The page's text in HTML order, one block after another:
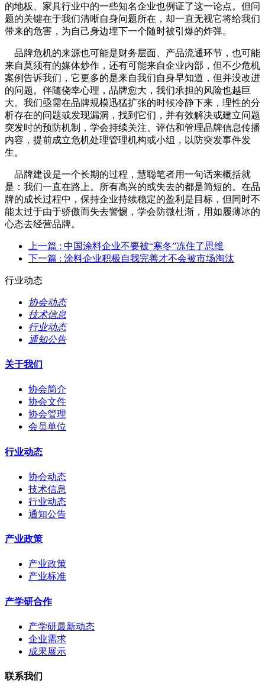
的地板、家具行业中的一些知名企业也例证了这一论点。但问
题的关键在于我们清晰自身问题所在，却一直无视它将给我们
带来的危害，为自己身边埋下一个随时被引爆的炸弹。
品牌危机的来源也可能是财务层面、产品流通环节，也可能
来自莫须有的媒体炒作，还有可能来自企业内部，但不少危机
案例告诉我们，它更多的是来自我们自身早知道，但并没改进
的问题。伴随侥幸心理，品牌愈大，我们承担的风险也越巨
大。我们亟需在品牌规模迅猛扩张的时候冷静下来，理性的分
析存在的问题或发现漏洞，找到它们，并有效解决或建立问题
突发时的预防机制，学会持续关注、评估和管理品牌信息传播
内容，提前成立危机处理管理机构或小组，以防突发事件发
生。
品牌建设是一个长期的过程，慧聪笔者用一句话来概括就
是：我们一直在路上。所有高兴的或失去的都是简短的。在品
牌的成长过程中，保持企业持续稳定的盈利是目标，但同时不
能太过于由于骄傲而失去警惕，学会防微杜渐，用如履薄冰的
心态去经营品牌。
上一篇 : 中国涂料企业不要被“寒冬”冻住了思维
下一篇 : 涂料企业积极自我完善才不会被市场淘汰
行业动态
协会动态
技术信息
行业动态
通知公告
关于我们
协会简介
协会文件
协会管理
会员单位
行业动态
协会动态
技术信息
行业动态
通知公告
产业政策
产业政策
产业标准
产学研合作
产学研最新动态
企业需求
成果展示
联系我们